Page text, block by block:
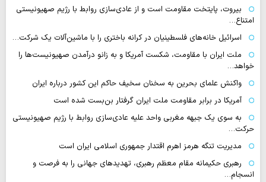
بیروت، پایتخت مقاومت است و از عادی‌سازی روابط با رژیم صهیونیستی
امتناع…
اسرائیل خانه‌های فلسطینیان در کرانه باختری را با ماشین‌آلات یک شرکت…
ملت ایران با مقاومت، شکست آمریکا و به زانو درآمدن صهیونیست‌ها را
خواهد…
واکنش علمای بحرین به سخنان سخیف حاکم این کشور درباره ایران
آمریکا در برابر مقاومت ملت ایران گرفتار بن‌بست شده است
به سوی یک جبهه مغربی واحد علیه عادی‌سازی روابط با رژیم صهیونیستی
حرکت…
مدیریت تنگه هرمز اهرم اقتدار جمهوری اسلامی ایران است
رهبری حکیمانه مقام معظم رهبری، تهدیدهای جهانی را به فرصت و
انسجام…